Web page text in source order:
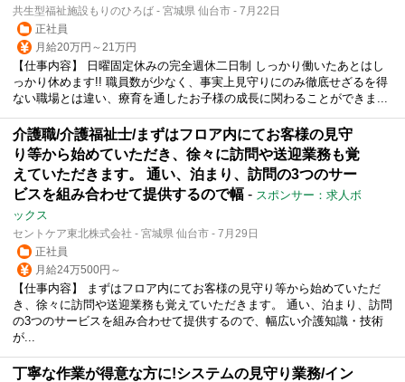
共生型福祉施設もりのひろば - 宮城県 仙台市 - 7月22日
正社員
月給20万円～21万円
【仕事内容】 日曜固定休みの完全週休二日制 しっかり働いたあとはし
っかり休めます!! 職員数が少なく、事実上見守りにのみ徹底せざるを得
ない職場とは違い、療育を通したお子様の成長に関わることができま...
介護職/介護福祉士/まずはフロア内にてお客様の見守
り等から始めていただき、徐々に訪問や送迎業務も覚
えていただきます。 通い、泊まり、訪問の3つのサー
ビスを組み合わせて提供するので幅 - スポンサー：求人ボ
ックス
セントケア東北株式会社 - 宮城県 仙台市 - 7月29日
正社員
月給24万500円～
【仕事内容】 まずはフロア内にてお客様の見守り等から始めていただ
き、徐々に訪問や送迎業務も覚えていただきます。 通い、泊まり、訪問
の3つのサービスを組み合わせて提供するので、幅広い介護知識・技術
が...
丁寧な作業が得意な方に!システムの見守り業務/イン